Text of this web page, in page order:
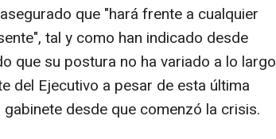
que "hará frente a cualquier
tal y como han indicado desde
que su postura no ha variado a lo largo
del Ejecutivo a pesar de esta última
desde que comenzó la crisis.